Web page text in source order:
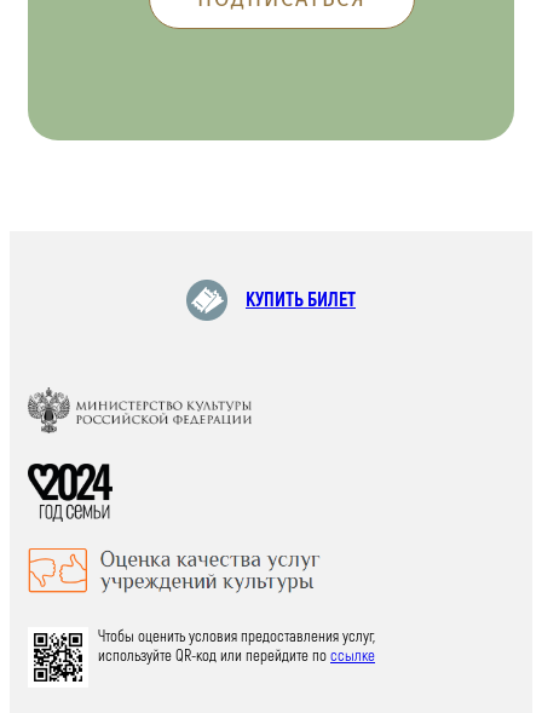
КУПИТЬ БИЛЕТ
Чтобы оценить условия предоставления услуг,
используйте QR-код или перейдите поссылке